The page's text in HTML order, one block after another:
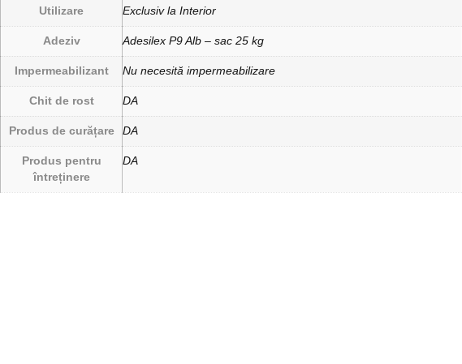
Utilizare Exclusiv la Interior
Adeziv Adesilex P9 Alb – sac 25 kg
Impermeabilizant Nu necesită impermeabilizare
Chit de rost DA
Produs de curățare DA
Produs pentru
întreținere
DA